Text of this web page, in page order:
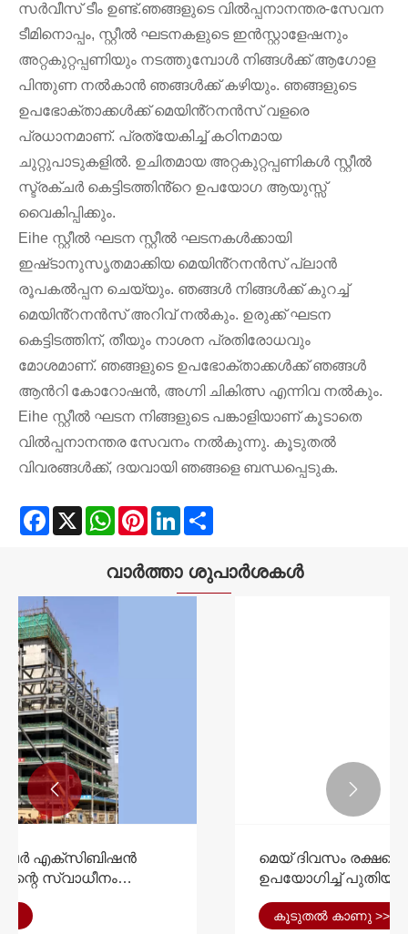
സർവീസ് ടീം ഉണ്ട്.ഞങ്ങളുടെ വിൽപ്പനാനന്തര-സേവന
ടീമിനൊപ്പം, സ്റ്റീൽ ഘടനകളുടെ ഇൻസ്റ്റാളേഷനും
അറ്റകുറ്റപ്പണിയും നടത്തുമ്പോൾ നിങ്ങൾക്ക് ആഗോള
പിന്തുണ നൽകാൻ ഞങ്ങൾക്ക് കഴിയും. ഞങ്ങളുടെ
ഉപഭോക്താക്കൾക്ക് മെയിൻ്റനൻസ് വളരെ
പ്രധാനമാണ്. പ്രത്യേകിച്ച് കഠിനമായ
ചുറ്റുപാടുകളിൽ. ഉചിതമായ അറ്റകുറ്റപ്പണികൾ സ്റ്റീൽ
സ്ട്രക്ചർ കെട്ടിടത്തിൻ്റെ ഉപയോഗ ആയുസ്സ്
വൈകിപ്പിക്കും.
Eihe സ്റ്റീൽ ഘടന സ്റ്റീൽ ഘടനകൾക്കായി
ഇഷ്‌ടാനുസൃതമാക്കിയ മെയിൻ്റനൻസ് പ്ലാൻ
രൂപകൽപ്പന ചെയ്യും. ഞങ്ങൾ നിങ്ങൾക്ക് കുറച്ച്
മെയിൻ്റനൻസ് അറിവ് നൽകും. ഉരുക്ക് ഘടന
കെട്ടിടത്തിന്, തീയും നാശന പ്രതിരോധവും
മോശമാണ്. ഞങ്ങളുടെ ഉപഭോക്താക്കൾക്ക് ഞങ്ങൾ
ആൻറി കോറോഷൻ, അഗ്നി ചികിത്സ എന്നിവ നൽകും.
Eihe സ്റ്റീൽ ഘടന നിങ്ങളുടെ പങ്കാളിയാണ് കൂടാതെ
വിൽപ്പനാനന്തര സേവനം നൽകുന്നു. കൂടുതൽ
വിവരങ്ങൾക്ക്, ദയവായി ഞങ്ങളെ ബന്ധപ്പെടുക.
Facebook
X WhatsAppPinterestLinkedIn
വാർത്താ ശുപാർശകൾ
മെയ് ദിവസം രക്ഷപ്പെടൽ: ഐഇഹെ
ഉപയോഗിച്ച് പുതിയ സിറ്റി
 